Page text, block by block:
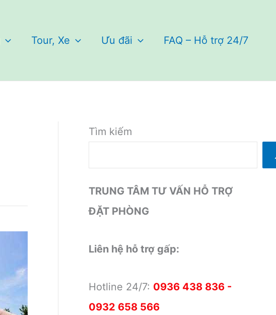
Tour, Xe Ưu đãi FAQ – Hỗ trợ 24/7
Tìm kiếm
TRUNG TÂM TƯ VẤN HỖ TRỢ
ĐẶT PHÒNG
Liên hệ hỗ trợ gấp:
Hotline 24/7: 0936 438 836 -
0932 658 566